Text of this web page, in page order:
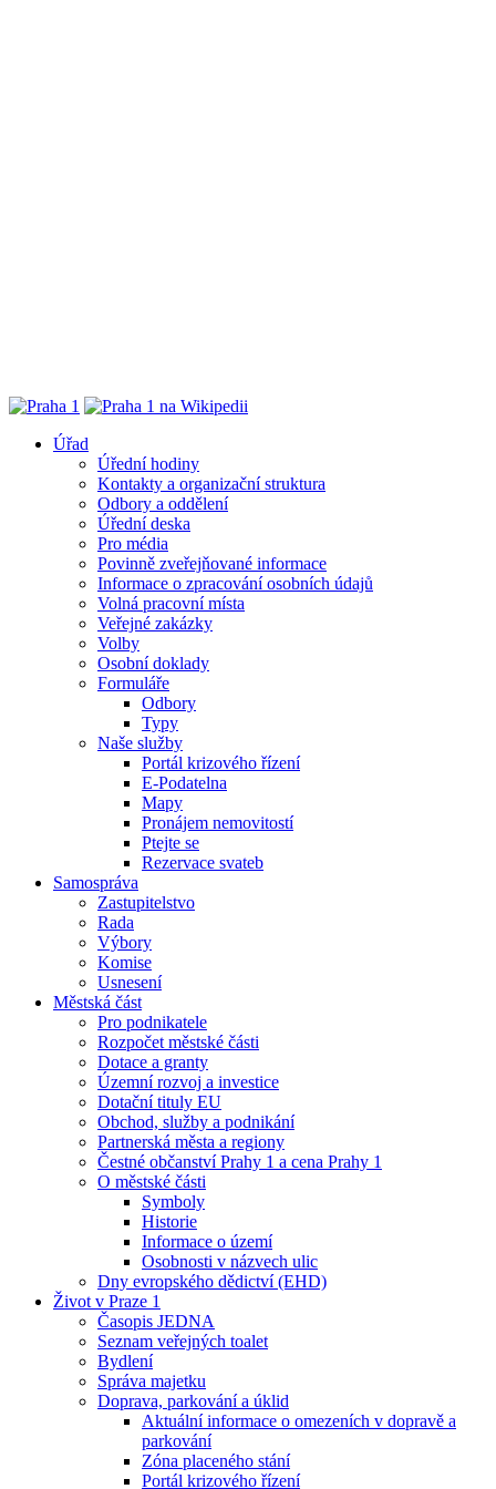
Úřad
Úřední hodiny
Kontakty a organizační struktura
Odbory a oddělení
Úřední deska
Pro média
Povinně zveřejňované informace
Informace o zpracování osobních údajů
Volná pracovní místa
Veřejné zakázky
Volby
Osobní doklady
Formuláře
Odbory
Typy
Naše služby
Portál krizového řízení
E-Podatelna
Mapy
Pronájem nemovitostí
Ptejte se
Rezervace svateb
Samospráva
Zastupitelstvo
Rada
Výbory
Komise
Usnesení
Městská část
Pro podnikatele
Rozpočet městské části
Dotace a granty
Územní rozvoj a investice
Dotační tituly EU
Obchod, služby a podnikání
Partnerská města a regiony
Čestné občanství Prahy 1 a cena Prahy 1
O městské části
Symboly
Historie
Informace o území
Osobnosti v názvech ulic
Dny evropského dědictví (EHD)
Život v Praze 1
Časopis JEDNA
Seznam veřejných toalet
Bydlení
Správa majetku
Doprava, parkování a úklid
Aktuální informace o omezeních v dopravě a
parkování
Zóna placeného stání
Portál krizového řízení